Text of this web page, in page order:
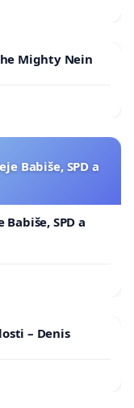
Mighty Nein
Babiše, SPD a
SPD a
– Denis